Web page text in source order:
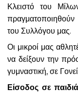
Κλειστό του
πραγματοποιηθούν
του Συλλόγου μας.
Οι μικροί μας
να δείξουν την
γυμναστική, σε
Είσοδος σε